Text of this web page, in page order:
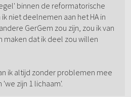
binnen de reformatorische
niet deelnemen aan het HA in
GerGem zou zijn, zou ik van
maken dat ik deel zou willen
ik altijd zonder problemen mee
zijn 1 lichaam'.